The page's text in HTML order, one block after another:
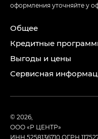
оформления уточняйте у
Общее
Кредитные
Выгоды и цены
Сервисная
© 2026,
ООО «Р ЦЕНТР»
ИНН 5258136710ОГРН